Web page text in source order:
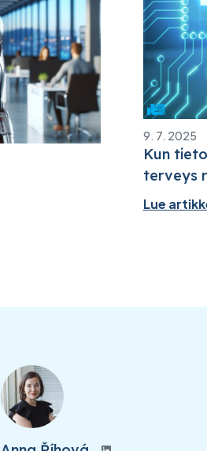
9. 7. 2025
Kun
terveys
Lue